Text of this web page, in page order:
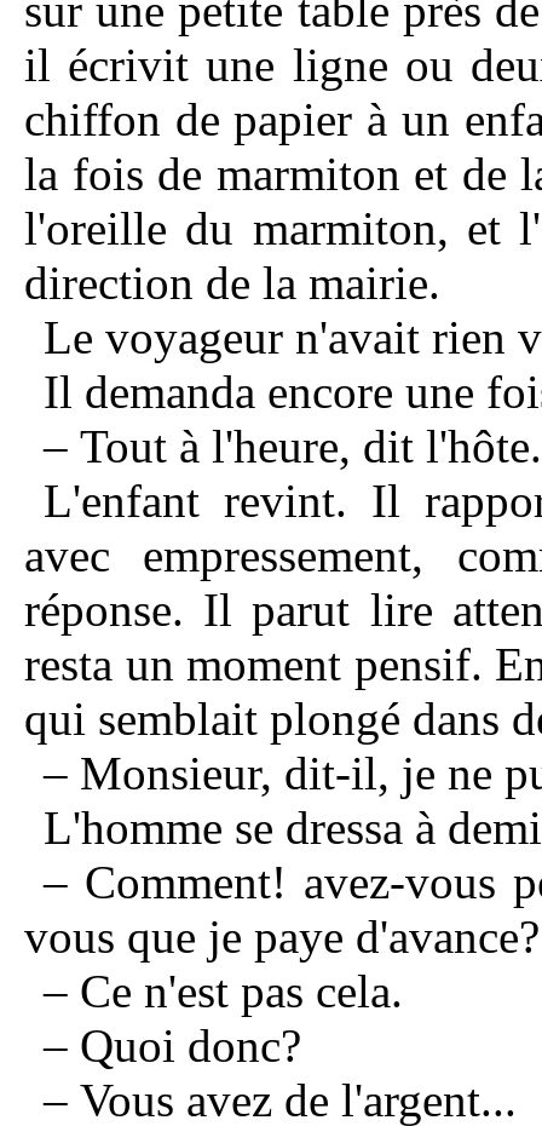
sur une petite table près
il écrivit une ligne ou
chiffon de papier à un
la fois de marmiton et de
l'oreille du marmiton, et
direction de la mairie.
Le voyageur n'avait rien
Il demanda encore une
– Tout à l'heure, dit l'hôte.
L'enfant revint. Il
avec empressement,
réponse. Il parut lire
resta un moment pensif.
qui semblait plongé dans
– Monsieur, dit-il, je ne
L'homme se dressa à
– Comment! avez-vous
vous que je paye
– Ce n'est pas cela.
– Quoi donc?
– Vous avez de l'argent...